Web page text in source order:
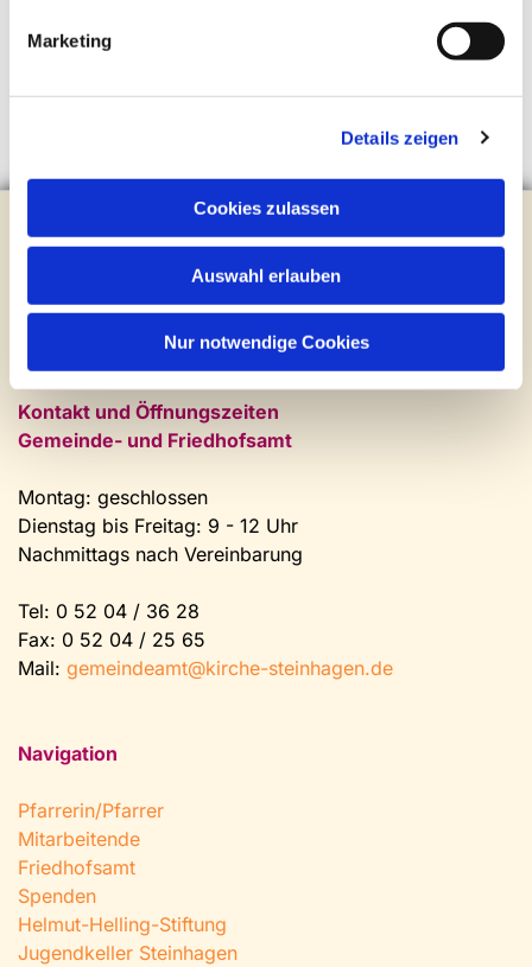
Marketing
Details zeigen
Cookies zulassen
Auswahl erlauben
Nur notwendige Cookies
Brockhagener Straße 28 | 33803 Steinhagen
0 52 04 / 36 28
Mail:gemeindeamt@kirche-steinhagen.de
Newsletter abonnieren
Kontakt und Öffnungszeiten
Gemeinde- und Friedhofsamt
Montag: geschlossen
Dienstag bis Freitag: 9 - 12 Uhr
Nachmittags nach Vereinbarung
Tel: 0 52 04 / 36 28
Fax: 0 52 04 / 25 65
Mail: gemeindeamt@kirche-steinhagen.de
Navigation
Pfarrerin/Pfarrer
Mitarbeitende
Friedhofsamt
Spenden
Helmut-Helling-Stiftung
Jugendkeller Steinhagen